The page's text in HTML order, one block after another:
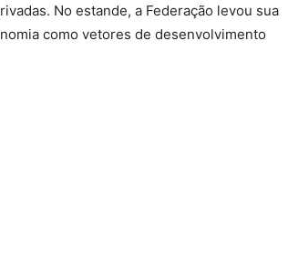
No estande, a Federação levou sua
como vetores de desenvolvimento